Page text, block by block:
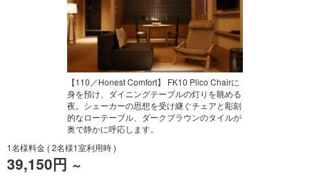
【110／Honest Comfort】 FK10 Plico Chairに
身を預け、ダイニングテーブルの灯りを眺める
夜。シェーカーの思想を受け継ぐチェアと彫刻
的なローテーブル、ダークブラウンのタイルが
奥で静かに呼応します。
1名様料金 ( 2名様1室利用時 )
39,150円 ～